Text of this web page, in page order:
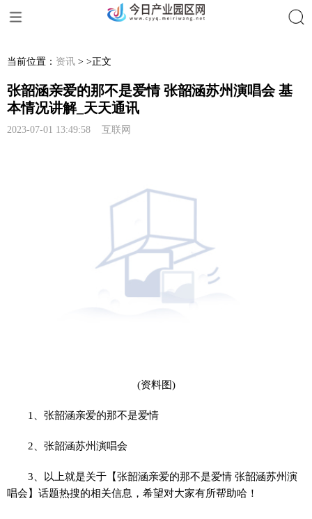
当前位置： 资讯 > >正文
张韶涵亲爱的那不是爱情 张韶涵苏州演唱会 基
本情况讲解_天天通讯
2023-07-01 13:49:58 互联网
(资料图)
1、张韶涵亲爱的那不是爱情
2、张韶涵苏州演唱会
3、以上就是关于【张韶涵亲爱的那不是爱情 张韶涵苏州演
唱会】话题热搜的相关信息，希望对大家有所帮助哈！